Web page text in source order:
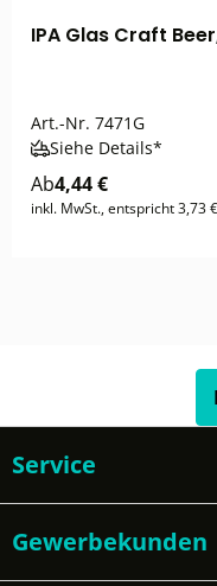
IPA Glas Craft
Art.-Nr. 7471G
Siehe Details*
Ab4,44 €
inkl. MwSt., entspricht 3,73
Service
Gewerbekunden